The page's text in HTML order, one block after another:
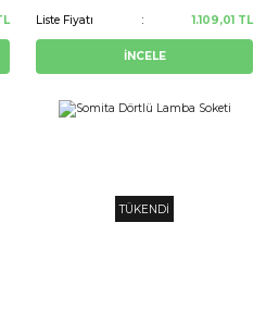
Liste Fiyatı 1.109,01 TL
İNCELE
TÜKENDİ